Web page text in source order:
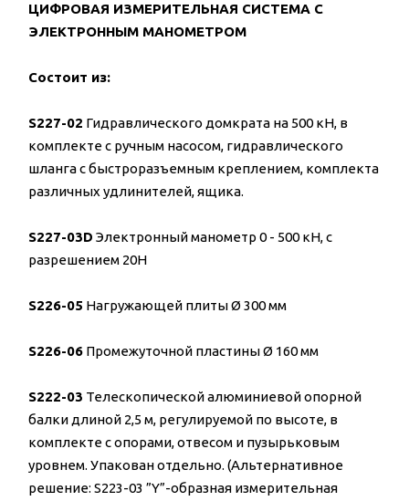
ЦИФРОВАЯ ИЗМЕРИТЕЛЬНАЯ СИСТЕМА С
ЭЛЕКТРОННЫМ МАНОМЕТРОМ
Состоит из:
S227-02 Гидравлического домкрата на 500 кН, в
комплекте с ручным насосом, гидравлического
шланга с быстроразъемным креплением, комплекта
различных удлинителей, ящика.
S227-03D Электронный манометр 0 - 500 кН, с
разрешением 20Н
S226-05 Нагружающей плиты Ø 300 мм
S226-06 Промежуточной пластины Ø 160 мм
S222-03 Телескопической алюминиевой опорной
балки длиной 2,5 м, регулируемой по высоте, в
комплекте с опорами, отвесом и пузырьковым
уровнем. Упакован отдельно. (Альтернативное
решение: S223-03 ”Y”-образная измерительная